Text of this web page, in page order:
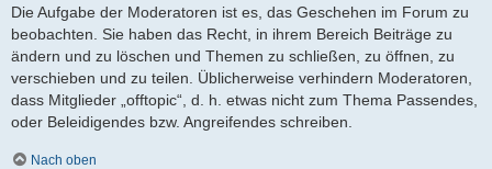
Die Aufgabe der Moderatoren ist es, das Geschehen im Forum zu
beobachten. Sie haben das Recht, in ihrem Bereich Beiträge zu
ändern und zu löschen und Themen zu schließen, zu öffnen, zu
verschieben und zu teilen. Üblicherweise verhindern Moderatoren,
dass Mitglieder „offtopic“, d. h. etwas nicht zum Thema Passendes,
oder Beleidigendes bzw. Angreifendes schreiben.
Nach oben